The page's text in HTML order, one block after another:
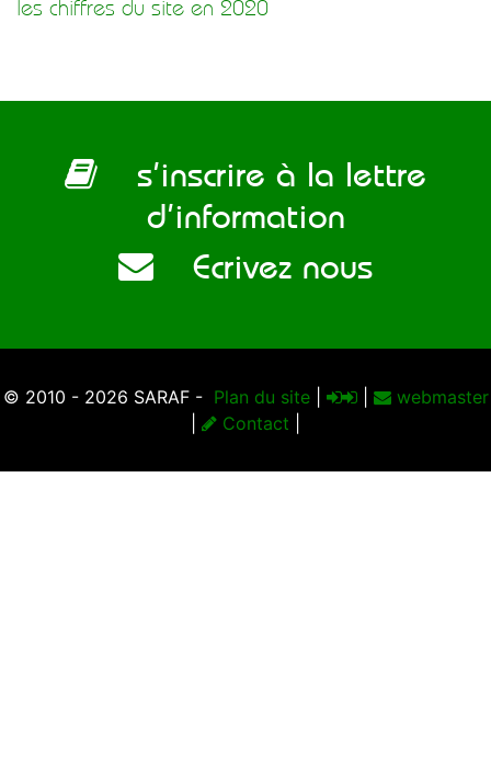
les chiffres du site en 2020
s’inscrire à la lettre
d’information
Ecrivez nous
© 2010 - 2026 SARAF - Plan du site|
webmaster
Contact